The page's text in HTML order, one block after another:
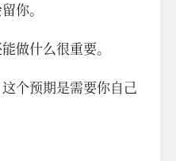
你。
做什么很重要。
个预期是需要你自己